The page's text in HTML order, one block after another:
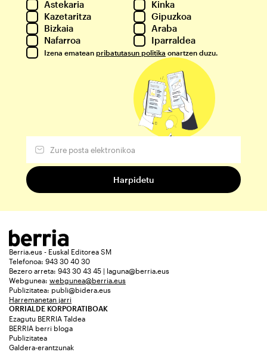
Astekaria
Kinka
Kazetaritza
Gipuzkoa
Bizkaia
Araba
Nafarroa
Iparraldea
Izena ematean pribatutasun politika onartzen duzu.
Berria.eus - Euskal Editorea SM
Telefonoa: 943 30 40 30
Bezero arreta: 943 30 43 45 | laguna@berria.eus
Webgunea: webgunea@berria.eus
Publizitatea: publi@bidera.eus
Harremanetan jarri
ORRIALDE KORPORATIBOAK
Ezagutu BERRIA Taldea
BERRIA berri bloga
Publizitatea
Galdera-erantzunak